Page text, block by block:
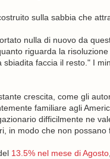
sulla sabbia che
nulla di nuovo da
riguarda la
faccia il resto." I
crescita, come gli
familiare agli
difficilmente ne
in modo che non
13.5% nel mese di Agosto